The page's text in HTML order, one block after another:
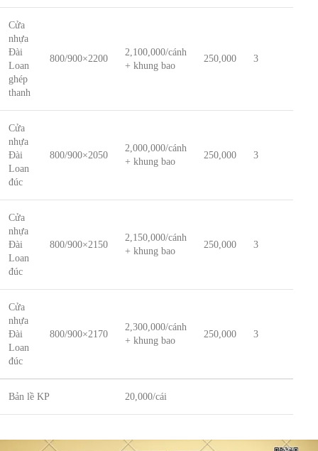
Cửa
nhựa
Đài
Loan
ghép
thanh
800/900×2200
2,100,000/cánh
+ khung bao
250,000 3
Cửa
nhựa
Đài
Loan
đúc
800/900×2050
2,000,000/cánh
+ khung bao
250,000 3
Cửa
nhựa
Đài
Loan
đúc
800/900×2150
2,150,000/cánh
+ khung bao
250,000 3
Cửa
nhựa
Đài
Loan
đúc
800/900×2170
2,300,000/cánh
+ khung bao
250,000 3
Bản lề KP 20,000/cái